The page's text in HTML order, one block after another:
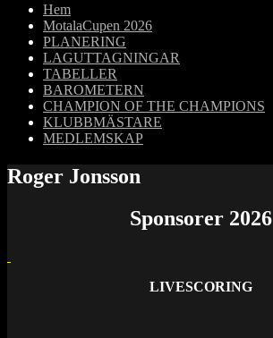
Hem
MotalaCupen 2026
PLANERING
LAGUTTAGNINGAR
TABELLER
BAROMETERN
CHAMPION OF THE CHAMPIONS
KLUBBMÄSTARE
MEDLEMSKAP
Roger Jonsson
Sponsorer 2026
LIVESCORING